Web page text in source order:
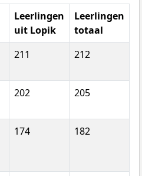
Leerlingen
uit Lopik
Leerlingen
totaal
211 212
202 205
174 182